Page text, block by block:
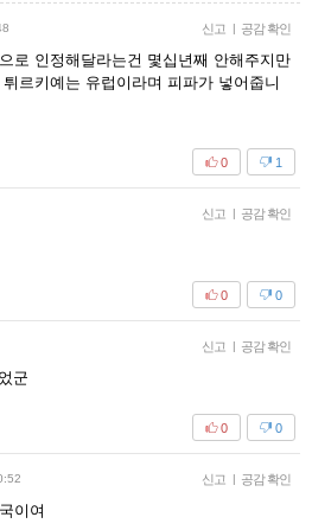
신고 | 공감 확인
로 인정해달라는건 몇십년째 안해주지만
르키예는 유럽이라며 피파가 넣어줍니
1
0
신고 | 공감 확인
0
0
신고 | 공감 확인
군
0
0
신고 | 공감 확인
이여